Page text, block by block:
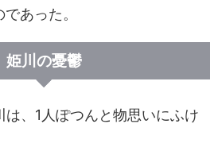
あった。
姫川の憂鬱
、1人ぽつんと物思いにふけ